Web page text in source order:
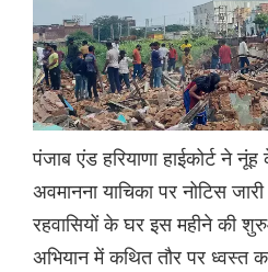
पंजाब एंड हरियाणा हाईकोर्ट ने नूंह
अवमानना ​​याचिका पर नोटिस
रहवासियों के घर इस महीने की
अभियान में कथित तौर पर ध्वस्त